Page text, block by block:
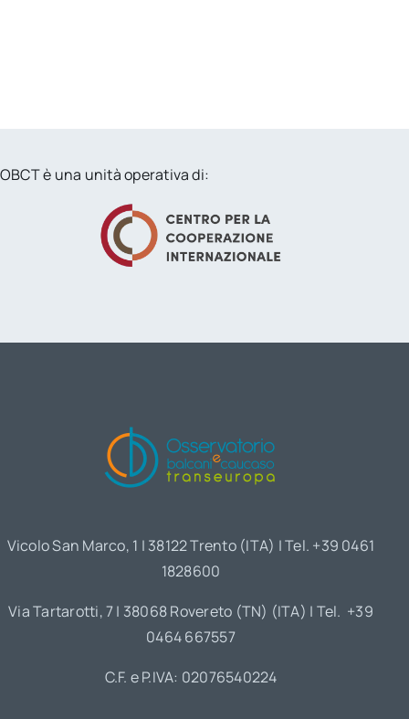
OBCT è una unità operativa di:
Vicolo San Marco, 1 | 38122 Trento (ITA) | Tel. +39 0461
1828600
Via Tartarotti, 7 | 38068 Rovereto (TN) (ITA) | Tel. +39
0464 667557
C.F. e P.IVA: 02076540224